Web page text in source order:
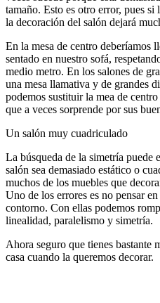
tamaño. Esto es otro error, pues si
la decoración del salón dejará
En la mesa de centro deberíamos
sentado en nuestro sofá,
medio metro. En los salones de
una mesa llamativa y de grandes
podemos sustituir la mea de
que a veces sorprende por sus
Un salón muy cuadriculado
La búsqueda de la simetría puede
salón sea demasiado estático o
muchos de los muebles que
Uno de los errores es no pensar
contorno. Con ellas podemos
linealidad, paralelismo y simetría.
Ahora seguro que tienes bastante
casa cuando la queremos decorar.